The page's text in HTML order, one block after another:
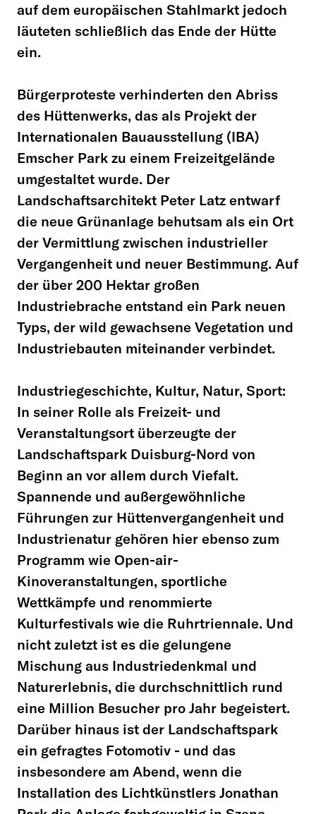
auf dem europäischen Stahlmarkt jedoch
läuteten schließlich das Ende der Hütte
ein.
Bürgerproteste verhinderten den Abriss
des Hüttenwerks, das als Projekt der
Internationalen Bauausstellung (IBA)
Emscher Park zu einem Freizeitgelände
umgestaltet wurde. Der
Landschaftsarchitekt Peter Latz entwarf
die neue Grünanlage behutsam als ein Ort
der Vermittlung zwischen industrieller
Vergangenheit und neuer Bestimmung. Auf
der über 200 Hektar großen
Industriebrache entstand ein Park neuen
Typs, der wild gewachsene Vegetation und
Industriebauten miteinander verbindet.
Industriegeschichte, Kultur, Natur, Sport:
In seiner Rolle als Freizeit- und
Veranstaltungsort überzeugte der
Landschaftspark Duisburg-Nord von
Beginn an vor allem durch Viefalt.
Spannende und außergewöhnliche
Führungen zur Hüttenvergangenheit und
Industrienatur gehören hier ebenso zum
Programm wie Open-air-
Kinoveranstaltungen, sportliche
Wettkämpfe und renommierte
Kulturfestivals wie die Ruhrtriennale. Und
nicht zuletzt ist es die gelungene
Mischung aus Industriedenkmal und
Naturerlebnis, die durchschnittlich rund
eine Million Besucher pro Jahr begeistert.
Darüber hinaus ist der Landschaftspark
ein gefragtes Fotomotiv - und das
insbesondere am Abend, wenn die
Installation des Lichtkünstlers Jonathan